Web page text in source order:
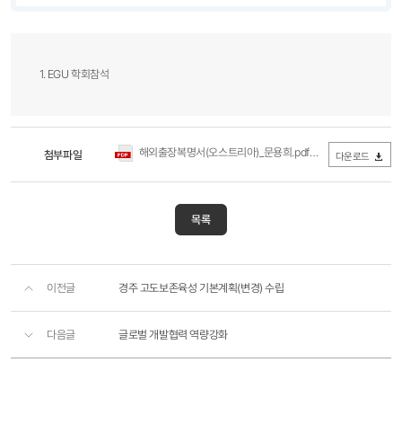
1. EGU 학회참석
첨부파일 해외출장복명서(오스트리아)_문용희.pdf (0Byte / 다운로드 344회)
다운로드
목록
이전글 경주 고도보존육성 기본계획(변경) 수립
다음글 글로벌 개발협력 역량강화